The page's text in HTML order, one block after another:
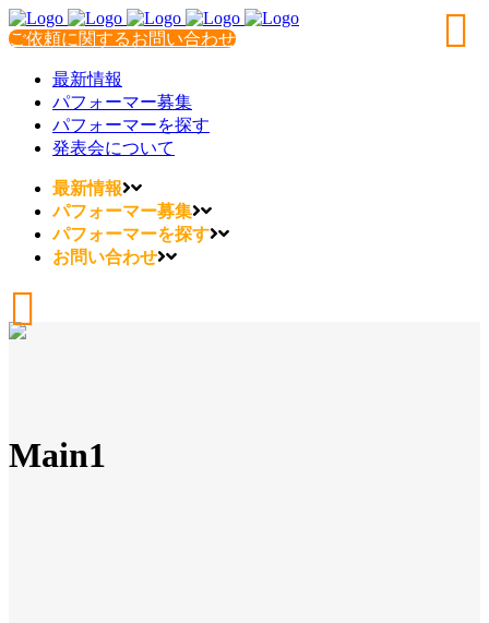
ご依頼に関するお問い合わせ
最新情報
パフォーマー募集
パフォーマーを探す
発表会について
最新情報
パフォーマー募集
パフォーマーを探す
お問い合わせ
Main1